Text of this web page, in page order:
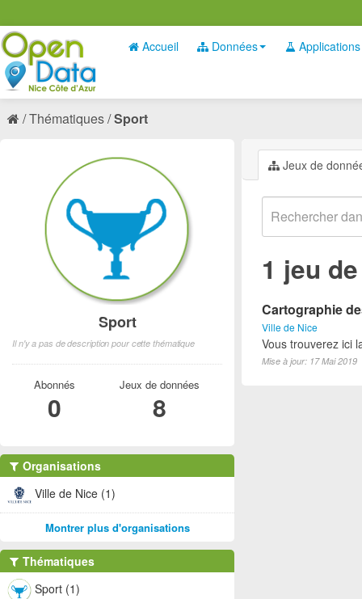
Accueil Données Applications
Thématiques Sport
Jeux de
1 jeu
Cartographie
Ville de Nice
Vous trouverez ici
Mise à jour: 17 Mai 2019
Sport
Il n'y a pas de description pour cette thématique
Abonnés
0
Jeux de données
8
Organisations
Ville de Nice (1)
Montrer plus d'organisations
Thématiques
Sport (1)